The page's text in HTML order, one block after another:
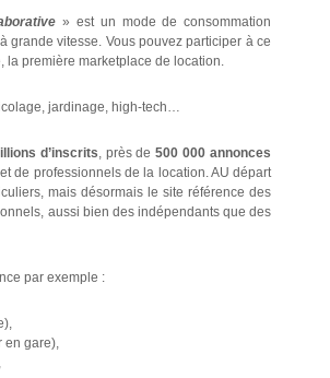
» est un mode de consommation
grande vitesse. Vous pouvez participer à ce
la première marketplace de location.
jardinage, high-tech…
d’inscrits, près de500 000 annonces
de professionnels de la location. AU départ
mais désormais le site référence des
aussi bien des indépendants que des
par exemple :
en gare),